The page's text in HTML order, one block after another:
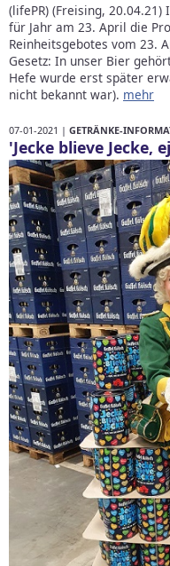
(lifePR) (Freising,
für Jahr am 23. April die
Reinheitsgebotes vom 23.
Gesetz: In unser Bier
Hefe wurde erst später
nicht bekannt war). mehr
07-01-2021 | GETRÄNKE-
'Jecke blieve Jecke,